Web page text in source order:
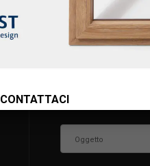
CONTATTACI
CONTATTACI